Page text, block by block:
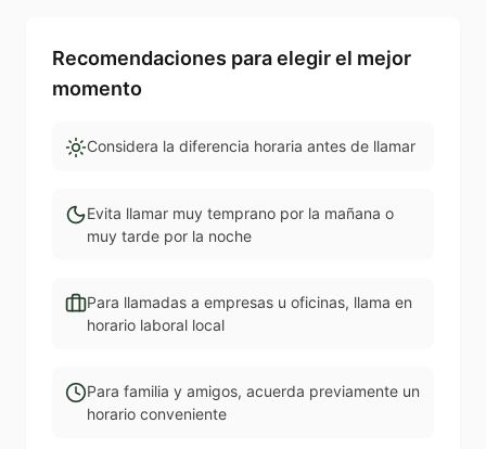
Recomendaciones para elegir el mejor
momento
Considera la diferencia horaria antes de llamar
Evita llamar muy temprano por la mañana o
muy tarde por la noche
Para llamadas a empresas u oficinas, llama en
horario laboral local
Para familia y amigos, acuerda previamente un
horario conveniente